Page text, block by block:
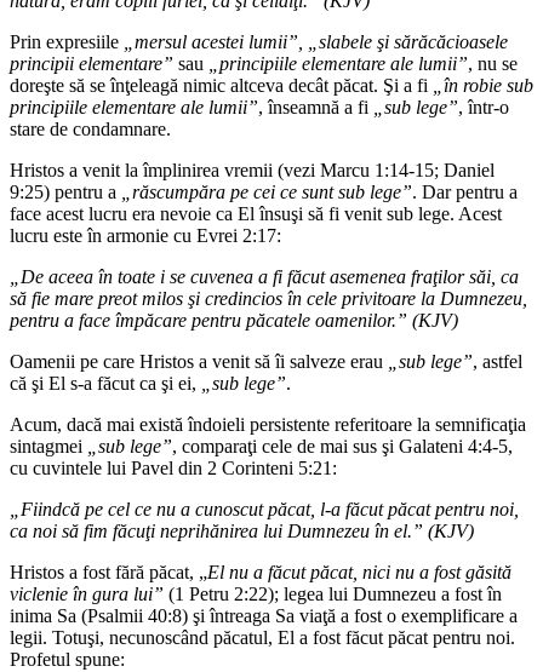
Prin expresiile „mersul acestei lumii”, „slabele şi sărăcăcioasele
principii elementare” sau „principiile elementare ale lumii”, nu se
doreşte să se înţeleagă nimic altceva decât păcat. Şi a fi „în robie sub
principiile elementare ale lumii”, înseamnă a fi „sub lege”, într-o
stare de condamnare.
Hristos a venit la împlinirea vremii (vezi Marcu 1:14-15; Daniel
9:25) pentru a „răscumpăra pe cei ce sunt sub lege”. Dar pentru a
face acest lucru era nevoie ca El însuşi să fi venit sub lege. Acest
lucru este în armonie cu Evrei 2:17:
„De aceea în toate i se cuvenea a fi făcut asemenea fraţilor săi, ca
să fie mare preot milos şi credincios în cele privitoare la Dumnezeu,
pentru a face împăcare pentru păcatele oamenilor.” (KJV)
Oamenii pe care Hristos a venit să îi salveze erau „sub lege”, astfel
că şi El s-a făcut ca şi ei, „sub lege”.
Acum, dacă mai există îndoieli persistente referitoare la semnificaţia
sintagmei „sub lege”, comparaţi cele de mai sus şi Galateni 4:4-5,
cu cuvintele lui Pavel din 2 Corinteni 5:21:
„Fiindcă pe cel ce nu a cunoscut păcat, l-a făcut păcat pentru noi,
ca noi să fim făcuţi neprihănirea lui Dumnezeu în el.” (KJV)
Hristos a fost fără păcat, „El nu a făcut păcat, nici nu a fost găsită
viclenie în gura lui” (1 Petru 2:22); legea lui Dumnezeu a fost în
inima Sa (Psalmii 40:8) şi întreaga Sa viaţă a fost o exemplificare a
legii. Totuşi, necunoscând păcatul, El a fost făcut păcat pentru noi.
Profetul spune: